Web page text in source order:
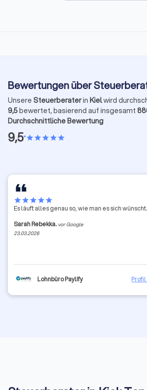
Bewertungen über
Unsere Steuerberaterin Kielwird
9,5bewertet, basierend auf insgesamt
Durchschnittliche Bewertung
9,5•starstarstarstarstar
starstarstarstarstar
Es läuft alles genau so, wie man es sich wünscht.
Sarah Rebekka. vor Google
23.03.2026
Lohnbüro Paylify